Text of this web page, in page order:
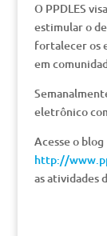
O PPDLES
estimular o
fortalecer os
em
eletrônico
Acesse o blog
http://
as atividades